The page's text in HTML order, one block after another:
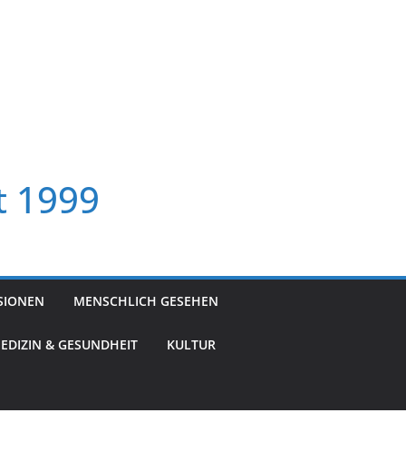
1999
MENSCHLICH GESEHEN
& GESUNDHEIT KULTUR